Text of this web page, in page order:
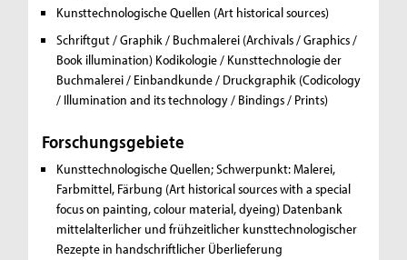
Kunsttechnologische Quellen (Art historical sources)
Schriftgut / Graphik / Buchmalerei (Archivals / Graphics /
Book illumination) Kodikologie / Kunsttechnologie der
Buchmalerei / Einbandkunde / Druckgraphik (Codicology
/ Illumination and its technology / Bindings / Prints)
Forschungsgebiete
Kunsttechnologische Quellen; Schwerpunkt: Malerei,
Farbmittel, Färbung (Art historical sources with a special
focus on painting, colour material, dyeing) Datenbank
mittelalterlicher und frühzeitlicher kunsttechnologischer
Rezepte in handschriftlicher Überlieferung